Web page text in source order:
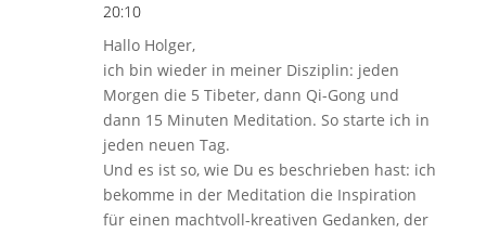
20:10
Hallo Holger,
ich bin wieder in meiner Disziplin: jeden
Morgen die 5 Tibeter, dann Qi-Gong und
dann 15 Minuten Meditation. So starte ich in
jeden neuen Tag.
Und es ist so, wie Du es beschrieben hast: ich
bekomme in der Meditation die Inspiration
für einen machtvoll-kreativen Gedanken, der